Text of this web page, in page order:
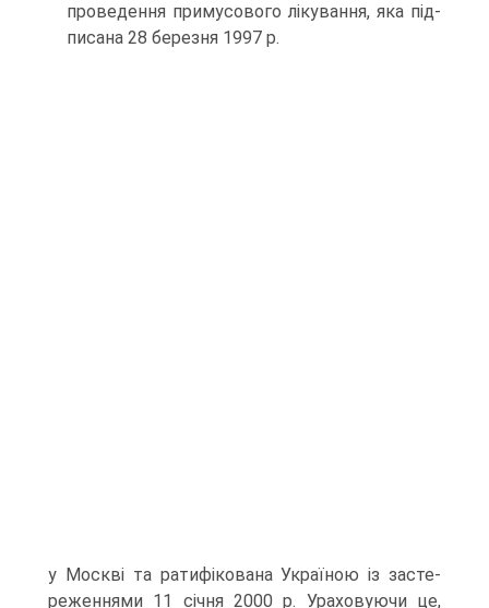
проведення примусового лікування, яка під­
писана 28 березня 1997 р.
у Москві та ратифікована Україною із засте­
реженнями 11 січня 2000 р. Ураховуючи це,